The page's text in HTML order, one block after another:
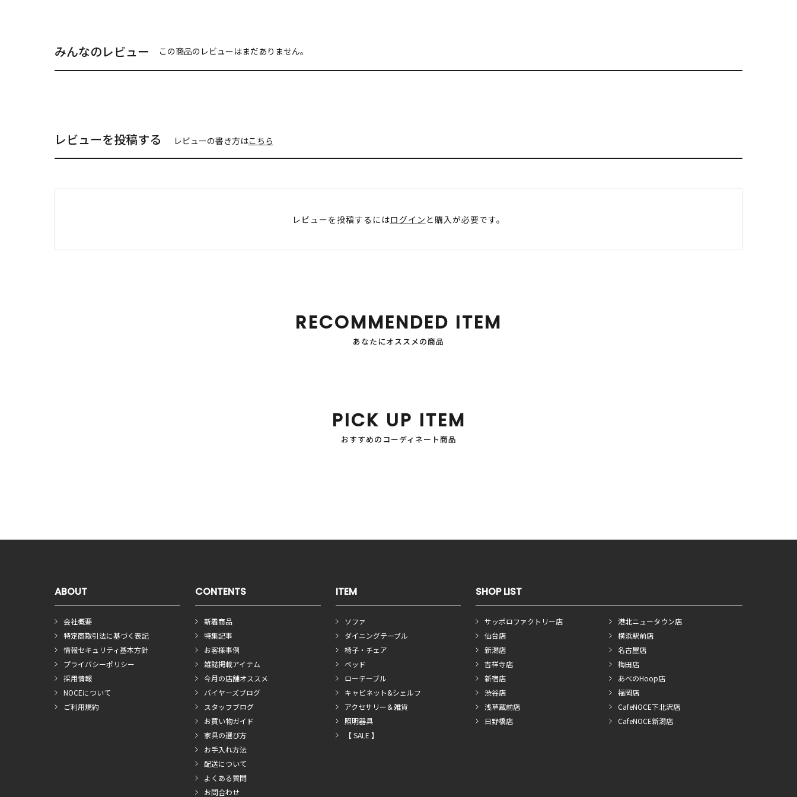
みんなのレビュー この商品のレビューはまだありません。
レビューを投稿する レビューの書き方はこちら
レビューを投稿するにはログイン と購入が必要です。
RECOMMENDED ITEM
あなたにオススメの商品
PICK UP ITEM
おすすめのコーディネート商品
ABOUT
会社概要
特定商取引法に基づく表記
情報セキュリティ基本方針
プライバシーポリシー
採用情報
NOCEについて
ご利用規約
CONTENTS
新着商品
特集記事
お客様事例
雑誌掲載アイテム
今月の店舗オススメ
バイヤーズブログ
スタッフブログ
お買い物ガイド
家具の選び方
お手入れ方法
配送について
よくある質問
お問合わせ
ITEM
ソファ
ダイニングテーブル
椅子・チェア
ベッド
ローテーブル
キャビネット&シェルフ
アクセサリー＆雑貨
照明器具
【 SALE 】
SHOP LIST
サッポロファクトリー店
仙台店
新潟店
吉祥寺店
新宿店
渋谷店
浅草蔵前店
日野橋店
港北ニュータウン店
横浜駅前店
名古屋店
梅田店
あべのHoop店
福岡店
CafeNOCE下北沢店
CafeNOCE新潟店